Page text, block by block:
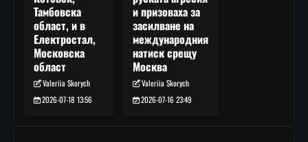
Тамбовска
област, и в
Електростал,
Московска
област
Valeriia Skorych
2026-07-18 13:56
и призоваха за
засилване на
международния
натиск срещу
Москва
Valeriia Skorych
2026-07-16 23:49